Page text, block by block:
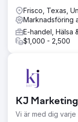
Frisco, Texas,
Marknadsföring
E-handel, Hälsa
$1,000 - 2,500
KJ
Vi är med dig